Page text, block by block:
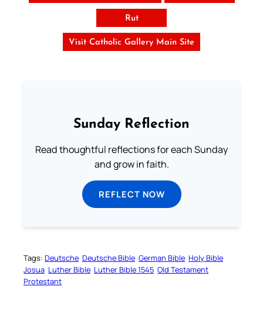
Rut
Visit Catholic Gallery Main Site
Sunday Reflection
Read thoughtful reflections for each Sunday
and grow in faith.
REFLECT NOW
Tags: Deutsche Deutsche Bible German Bible Holy Bible
Josua Luther Bible Luther Bible 1545 Old Testament
Protestant